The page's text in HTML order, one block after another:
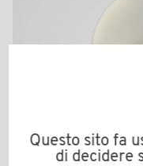
Questo sito fa
di decidere